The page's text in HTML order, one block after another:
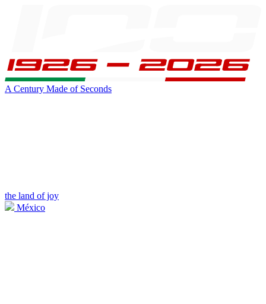
A Century Made of Seconds
the land of joy
México